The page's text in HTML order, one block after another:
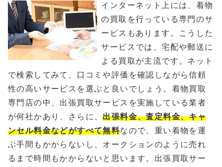
インターネット上には、着物
の買取を行っている専門のサ
ービスもあります。こうした
サービスでは、宅配や郵送に
よる買取が主流です。ネット
で検索してみて、口コミや評価を確認しながら信頼
性の高いサービスを選ぶと良いでしょう。着物買取
専門店の中、出張買取サービスを実施している業者
が何社かあり、さらに、出張料金、査定料金、キャ
ンセル料金などがすべて無料なので、重い着物を運
ぶ手間もかからないし、オークションのように売れ
るまで時間もかからないと思います。出張買取サー